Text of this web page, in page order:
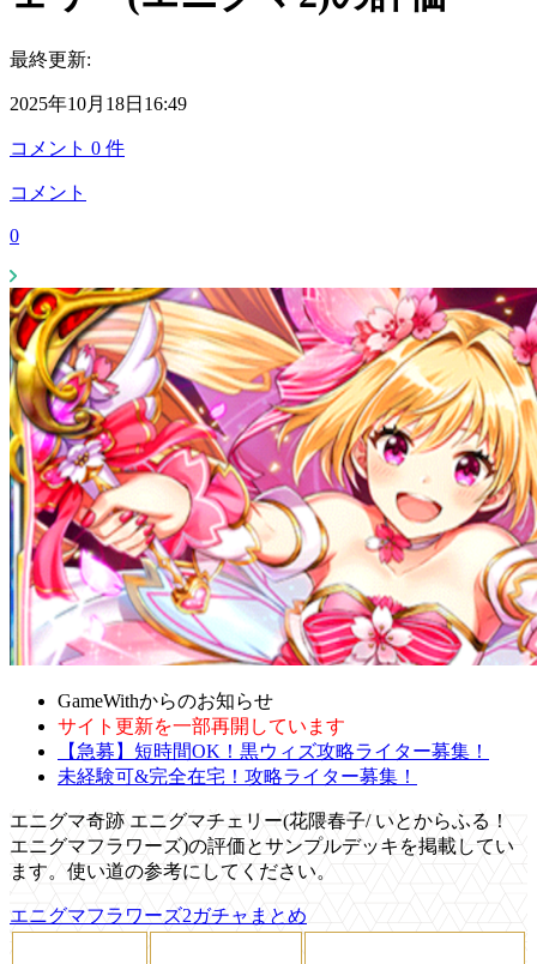
最終更新:
2025年10月18日16:49
コメント 0 件
コメント
0
GameWithからのお知らせ
サイト更新を一部再開しています
【急募】短時間OK！黒ウィズ攻略ライター募集！
未経験可&完全在宅！攻略ライター募集！
エニグマ奇跡 エニグマチェリー(花隈春子/ いとからふる！
エニグマフラワーズ)の評価とサンプルデッキを掲載してい
ます。使い道の参考にしてください。
エニグマフラワーズ2ガチャまとめ